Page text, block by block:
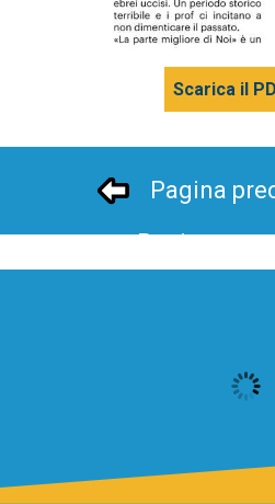
Scarica il
Pagina
Pagina